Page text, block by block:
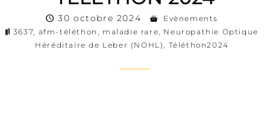
30 octobre 2024
Evènements
3637, afm-téléthon , maladie rare, Neuropathie Optique
Héréditaire de Leber (NOHL), Téléthon2024